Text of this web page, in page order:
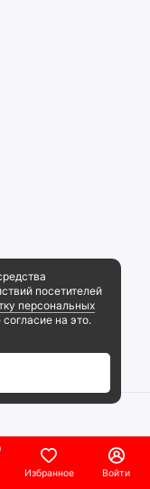
Избранное Войти
посетителей
персональных
на это.